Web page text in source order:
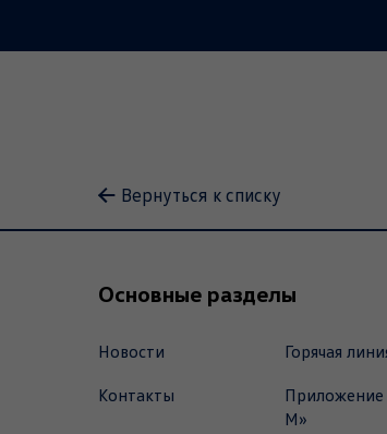
Вернуться к списку
Основные разделы
Новости Горячая
Контакты
Приложение
М»